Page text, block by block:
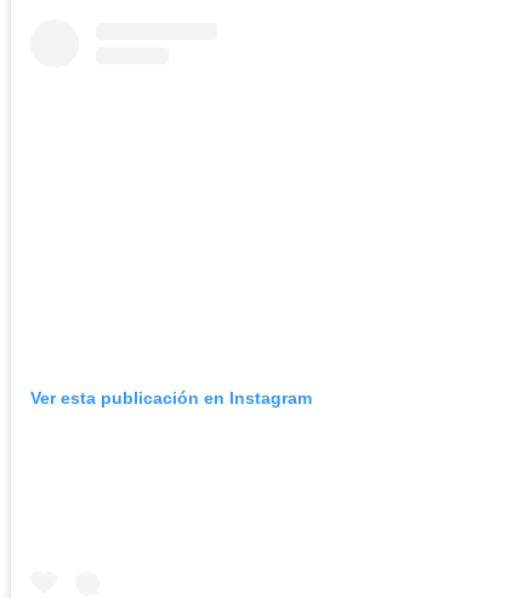
Ver esta publicación en Instagram